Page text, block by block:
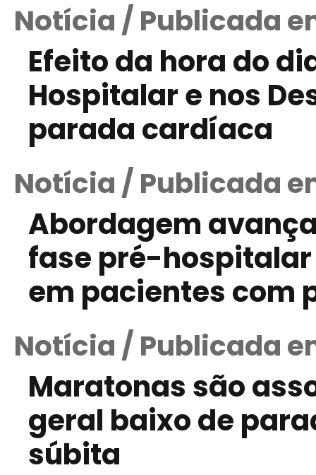
Notícia / Publicada
Efeito da hora do
Hospitalar e nos
parada cardíaca
Notícia / Publicada
Abordagem
fase pré-
em pacientes com
Notícia / Publicada
Maratonas são
geral baixo de
súbita